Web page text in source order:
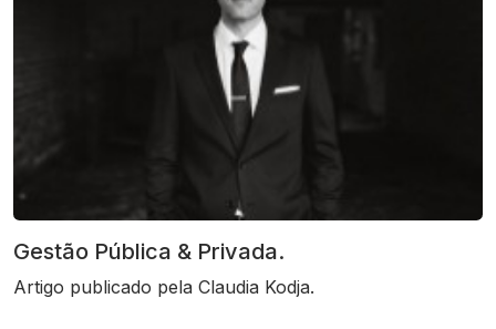
Gestão Pública & Privada.
Artigo publicado pela Claudia Kodja.